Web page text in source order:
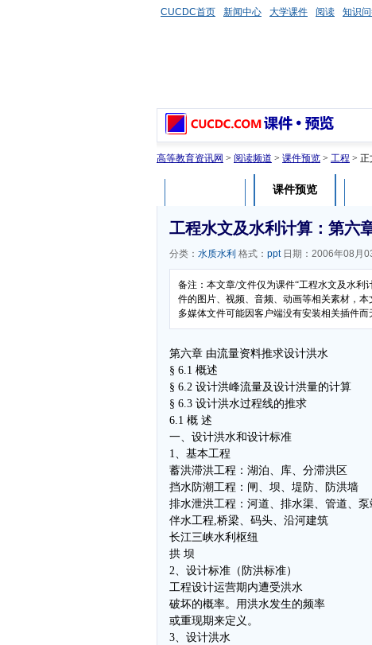
CUCDC首页 新闻中心 大学课件 阅读 知识
高等教育资讯网 > 阅读频道 > 课件预览 > 工程 > 正
课件预览
工程水文及水利计算：第六
分类： 水质水利 格式： ppt日期：2006年08月
备注：本文章/文件仅为课件“工程水文及水
件的图片、视频、音频、动画等相关素材，
多媒体文件可能因客户端没有安装相关插件而
第六章 由流量资料推求设计洪水
§ 6.1 概述
§ 6.2 设计洪峰流量及设计洪量的计算
§ 6.3 设计洪水过程线的推求
6.1 概 述
一、设计洪水和设计标准
1、基本工程
蓄洪滞洪工程：湖泊、库、分滞洪区
挡水防潮工程：闸、坝、堤防、防洪墙
排水泄洪工程：河道、排水渠、管道、泵
伴水工程,桥梁、码头、沿河建筑
长江三峡水利枢纽
拱 坝
2、设计标准（防洪标准）
工程设计运营期内遭受洪水
破坏的概率。用洪水发生的频率
或重现期来定义。
3、设计洪水